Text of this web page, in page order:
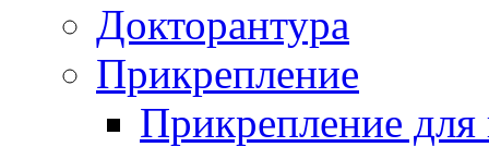
Докторантура
Прикрепление
Прикрепление для